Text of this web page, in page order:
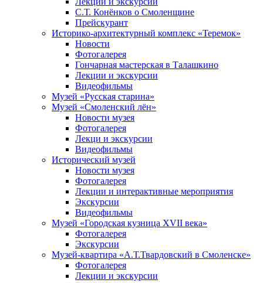
С.Т. Конёнков о Смоленщине
Прейскурант
Историко-архитектурный комплекс «Теремок»
Новости
Фотогалерея
Гончарная мастерская в Талашкино
Лекции и экскурсии
Видеофильмы
Музей «Русская старина»
Музей «Смоленский лён»
Новости музея
Фотогалерея
Лекци и экскурсии
Видеофильмы
Исторический музей
Новости музея
Фотогалерея
Лекции и интерактивные мероприятия
Экскурсии
Видеофильмы
Музей «Городская кузница XVII века»
Фотогалерея
Экскурсии
Музей-квартира «А.Т.Твардовский в Смоленске»
Фотогалерея
Лекции и экскурсии